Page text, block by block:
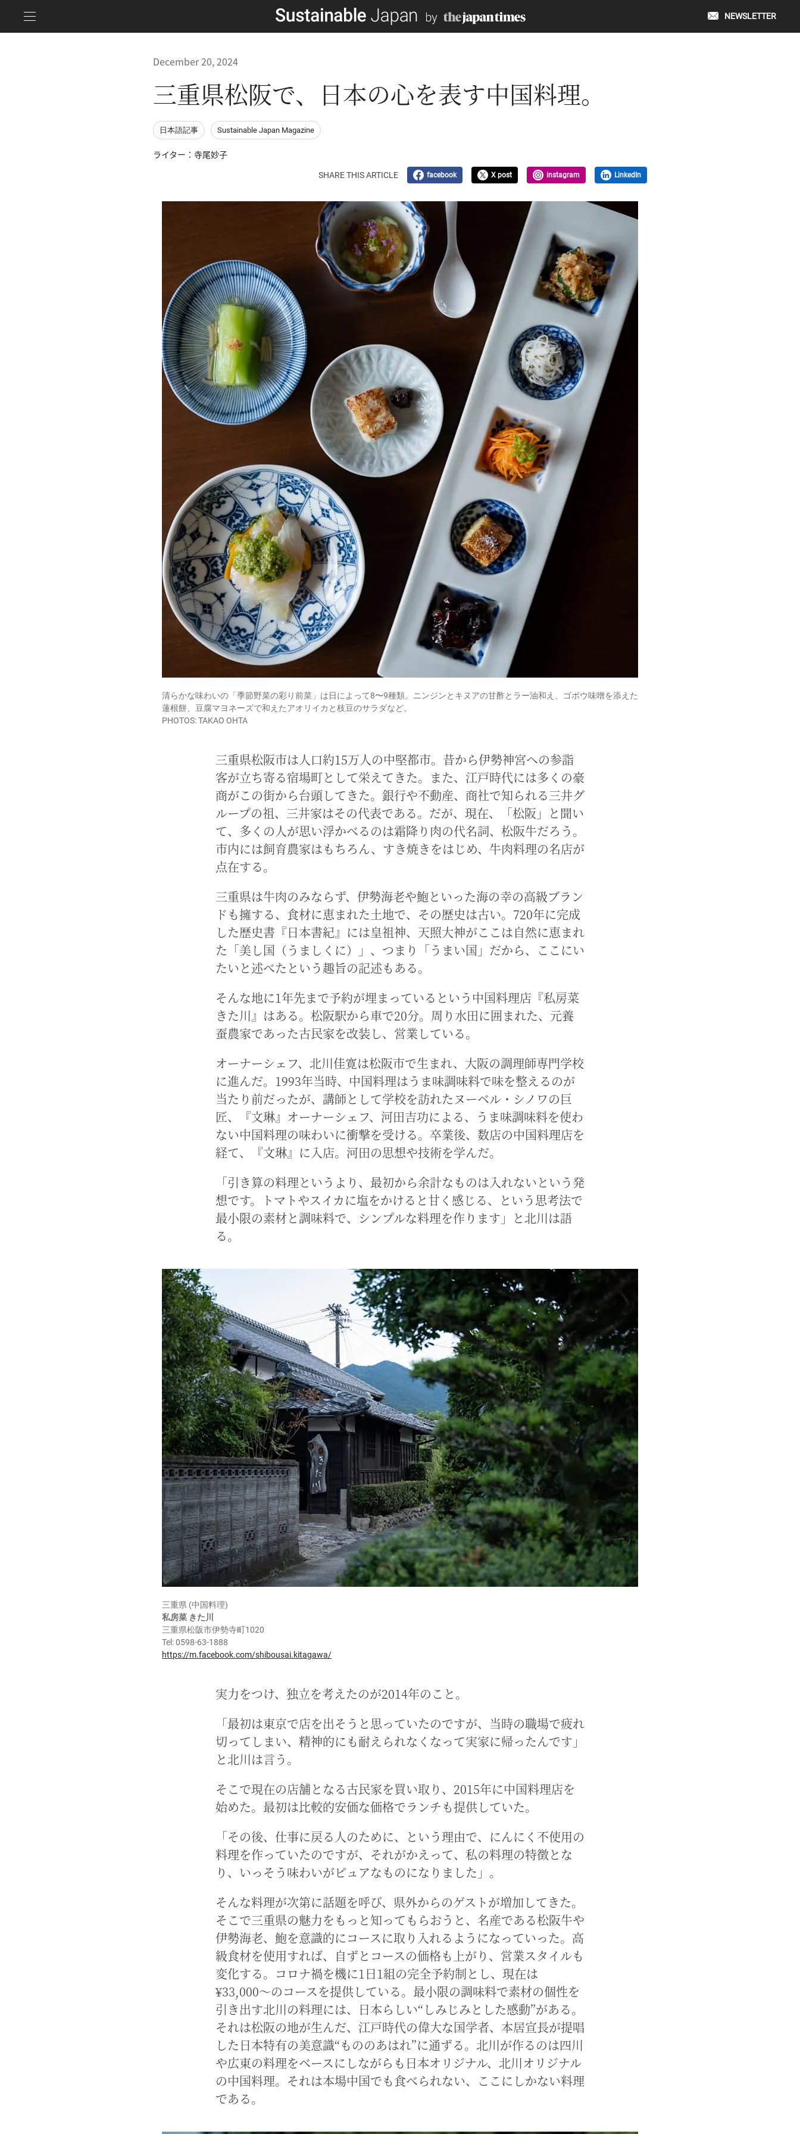
NEWSLETTER
December 20, 2024
三重県松阪で、日本の心を表す中国料理。
日本語記事 Sustainable Japan Magazine
ライター：寺尾妙子
SHARE THIS ARTICLE facebook X post instagram LinkedIn
清らかな味わいの「季節野菜の彩り前菜」は日によって8〜9種類。ニンジンとキヌアの甘酢とラー油和え、ゴボウ味噌を添えた
蓮根餅、豆腐マヨネーズで和えたアオリイカと枝豆のサラダなど。
PHOTOS: TAKAO OHTA
三重県松阪市は人口約15万人の中堅都市。昔から伊勢神宮への参詣
客が立ち寄る宿場町として栄えてきた。また、江戸時代には多くの豪
商がこの街から台頭してきた。銀行や不動産、商社で知られる三井グ
ループの祖、三井家はその代表である。だが、現在、「松阪」と聞い
て、多くの人が思い浮かべるのは霜降り肉の代名詞、松阪牛だろう。
市内には飼育農家はもちろん、すき焼きをはじめ、牛肉料理の名店が
点在する。
三重県は牛肉のみならず、伊勢海老や鮑といった海の幸の高級ブラン
ドも擁する、食材に恵まれた土地で、その歴史は古い。720年に完成
した歴史書『日本書紀』には皇祖神、天照大神がここは自然に恵まれ
た「美し国（うましくに）」、つまり「うまい国」だから、ここにい
たいと述べたという趣旨の記述もある。
そんな地に1年先まで予約が埋まっているという中国料理店『私房菜
きた川』はある。松阪駅から車で20分。周り水田に囲まれた、元養
蚕農家であった古民家を改装し、営業している。
オーナーシェフ、北川佳寛は松阪市で生まれ、大阪の調理師専門学校
に進んだ。1993年当時、中国料理はうま味調味料で味を整えるのが
当たり前だったが、講師として学校を訪れたヌーベル・シノワの巨
匠、『文琳』オーナーシェフ、河田吉功による、うま味調味料を使わ
ない中国料理の味わいに衝撃を受ける。卒業後、数店の中国料理店を
経て、『文琳』に入店。河田の思想や技術を学んだ。
「引き算の料理というより、最初から余計なものは入れないという発
想です。トマトやスイカに塩をかけると甘く感じる、という思考法で
最小限の素材と調味料で、シンプルな料理を作ります」と北川は語
る。
三重県 (中国料理)
私房菜 きた川
三重県松阪市伊勢寺町1020
Tel: 0598-63-1888
https://m.facebook.com/shibousai.kitagawa/
実力をつけ、独立を考えたのが2014年のこと。
「最初は東京で店を出そうと思っていたのですが、当時の職場で疲れ
切ってしまい、精神的にも耐えられなくなって実家に帰ったんです」
と北川は言う。
そこで現在の店舗となる古民家を買い取り、2015年に中国料理店を
始めた。最初は比較的安価な価格でランチも提供していた。
「その後、仕事に戻る人のために、という理由で、にんにく不使用の
料理を作っていたのですが、それがかえって、私の料理の特徴とな
り、いっそう味わいがピュアなものになりました」。
そんな料理が次第に話題を呼び、県外からのゲストが増加してきた。
そこで三重県の魅力をもっと知ってもらおうと、名産である松阪牛や
伊勢海老、鮑を意識的にコースに取り入れるようになっていった。高
級食材を使用すれば、自ずとコースの価格も上がり、営業スタイルも
変化する。コロナ禍を機に1日1組の完全予約制とし、現在は
¥33,000〜のコースを提供している。最小限の調味料で素材の個性を
引き出す北川の料理には、日本らしい“しみじみとした感動”がある。
それは松阪の地が生んだ、江戸時代の偉大な国学者、本居宣長が提唱
した日本特有の美意識“もののあはれ”に通ずる。北川が作るのは四川
や広東の料理をベースにしながらも日本オリジナル、北川オリジナル
の中国料理。それは本場中国でも食べられない、ここにしかない料理
である。